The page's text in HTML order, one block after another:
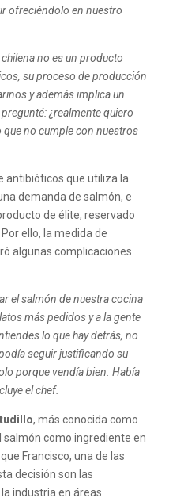
ofreciéndolo en nuestro
no es un producto
su proceso de producción
y además implica un
¿realmente quiero
no cumple con nuestros
antibióticos que utiliza la
demanda de salmón, e
de élite, reservado
ello, la medida de
algunas complicaciones
el salmón de nuestra cocina
más pedidos y a la gente
lo que hay detrás, no
seguir justificando su
porque vendía bien. Había
el chef.
, más conocida como
salmón como ingrediente en
Francisco, una de las
decisión son las
industria en áreas